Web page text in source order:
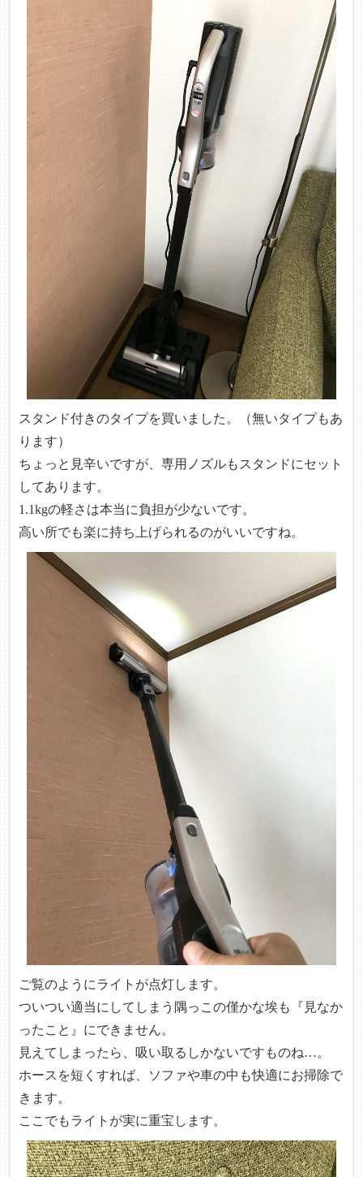
スタンド付きのタイプを買いました。（無いタイプもあ
ります）
ちょっと見辛いですが、専用ノズルもスタンドにセット
してあります。
1.1kgの軽さは本当に負担が少ないです。
高い所でも楽に持ち上げられるのがいいですね。
ご覧のようにライトが点灯します。
ついつい適当にしてしまう隅っこの僅かな埃も『見なか
ったこと』にできません。
見えてしまったら、吸い取るしかないですものね…。
ホースを短くすれば、ソファや車の中も快適にお掃除で
きます。
ここでもライトが実に重宝します。